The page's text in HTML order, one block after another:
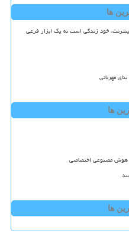
ها
خود زندگی است نه یک ابزار فرعی
مهربانی
ها
هوش مصنوعی اختصاصی
ها